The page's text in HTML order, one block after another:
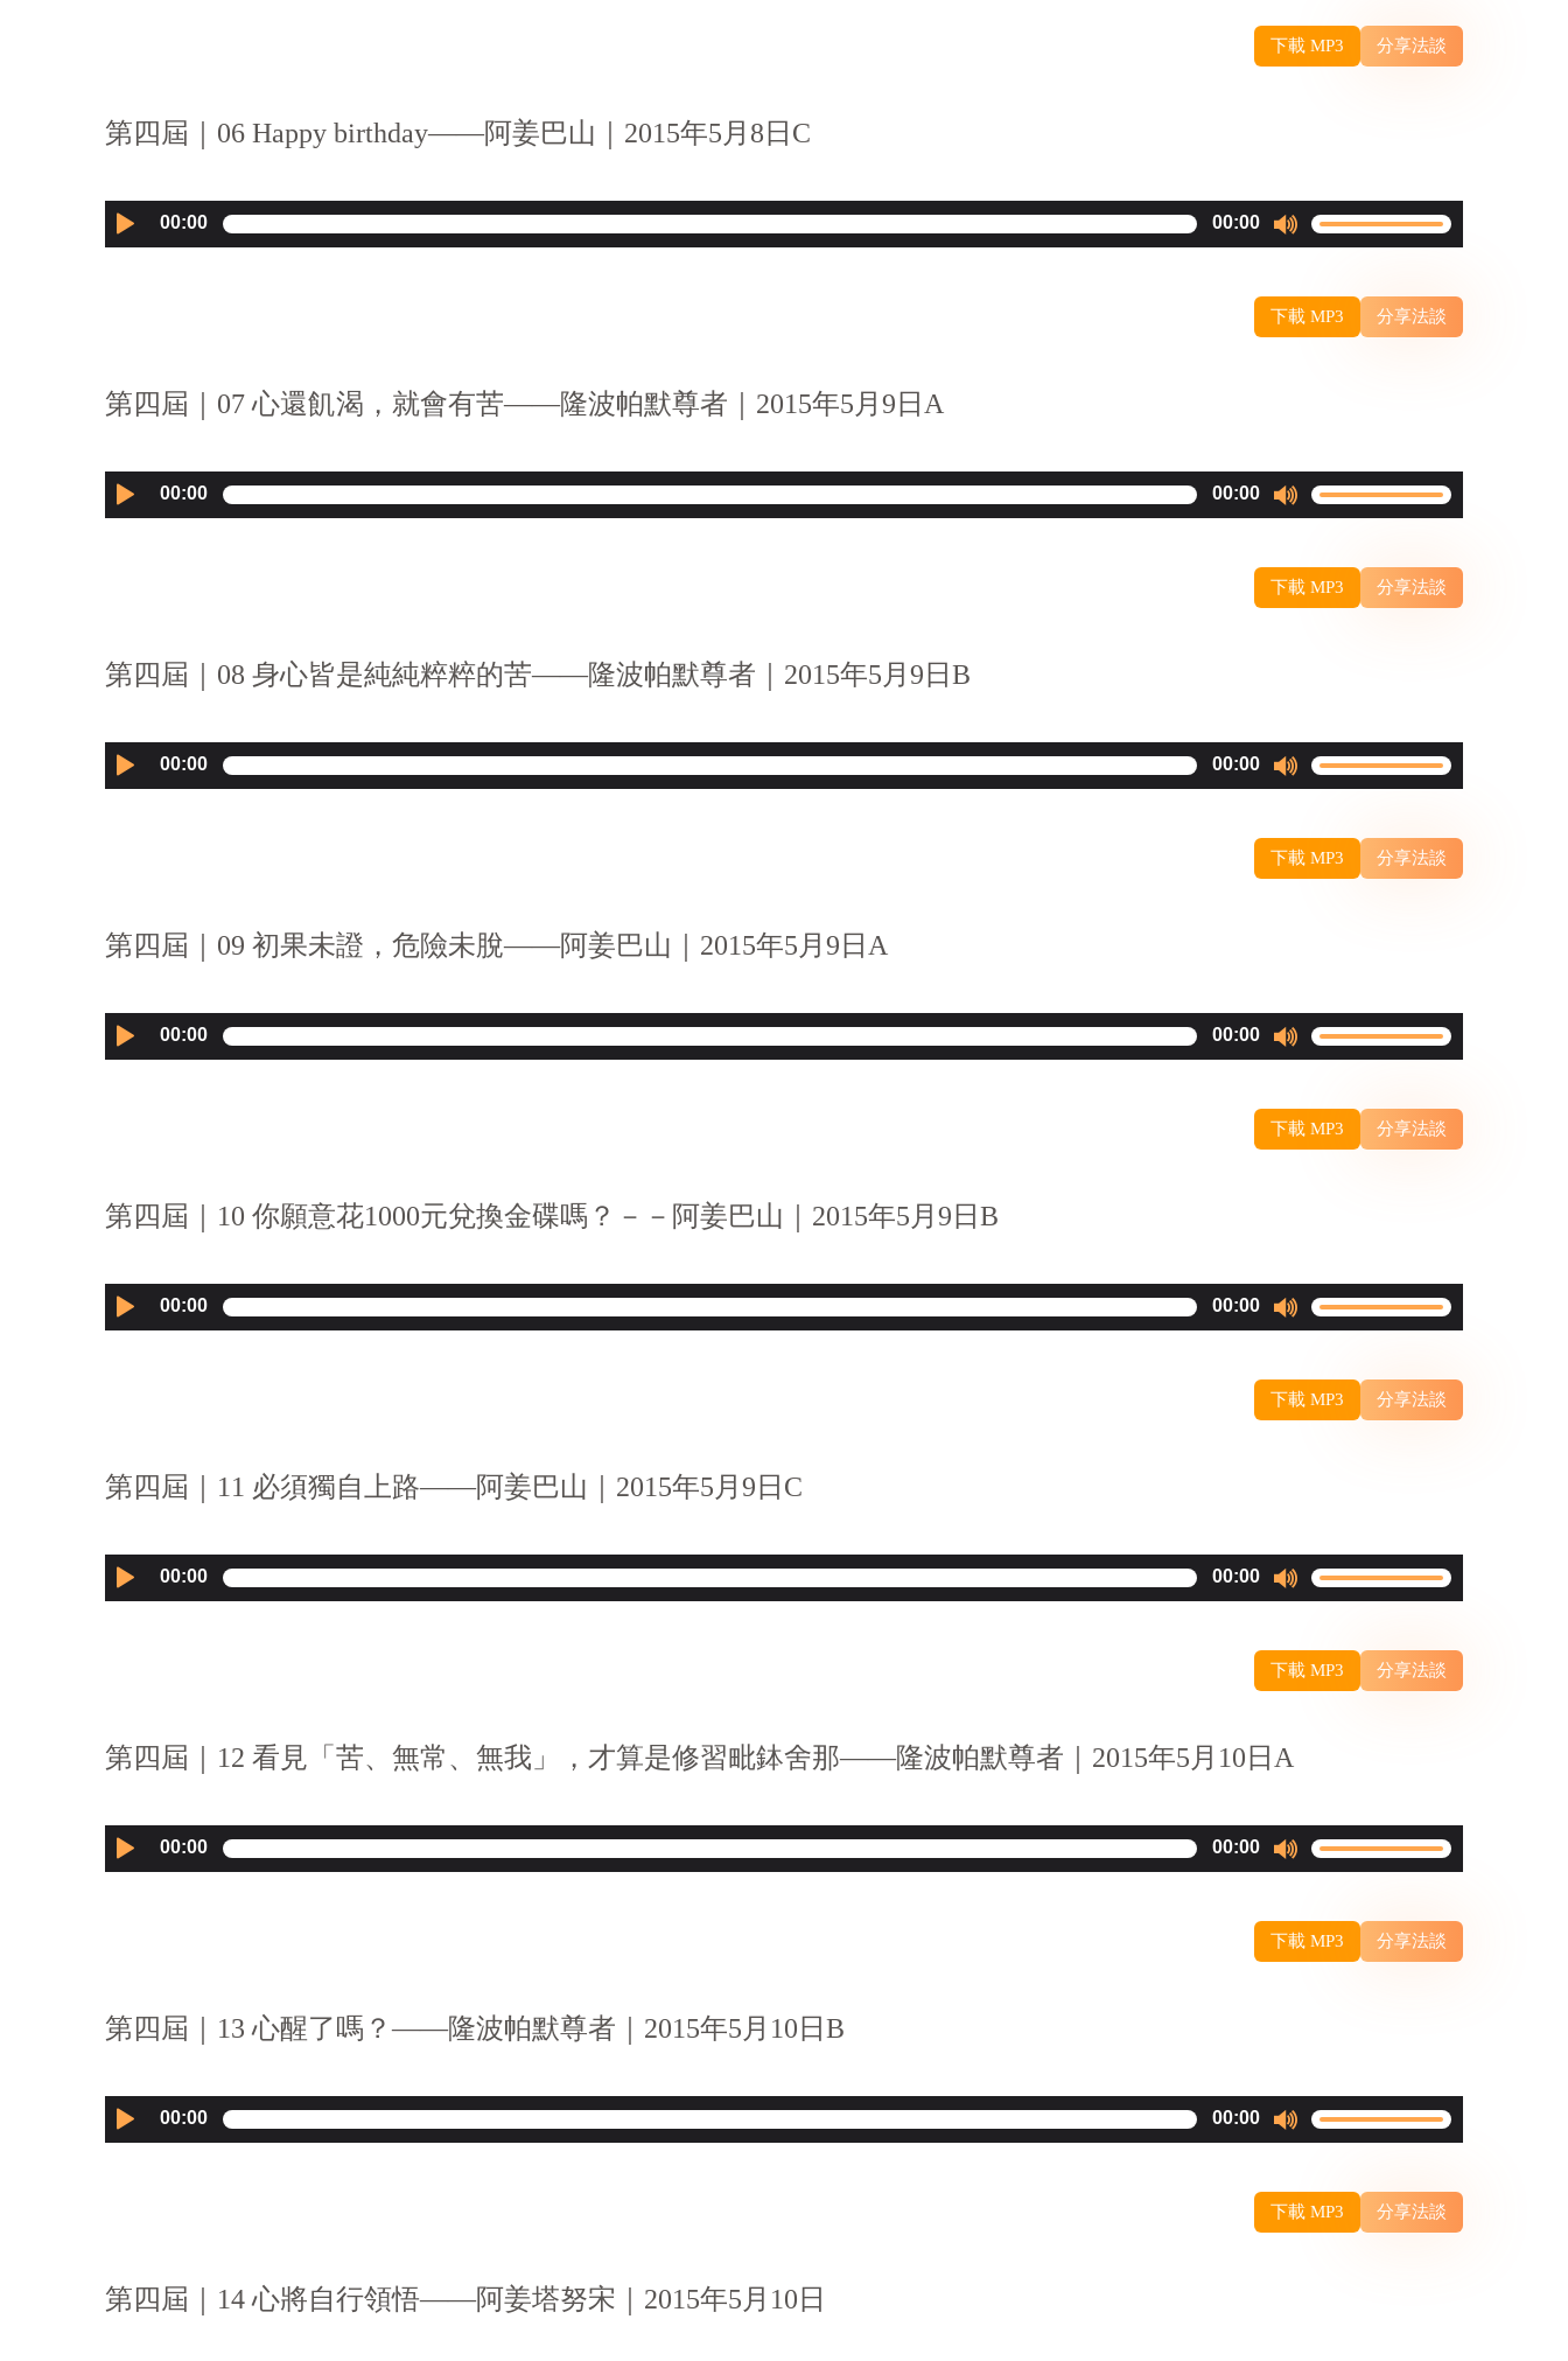
Arrow
keys
decrease
volume.
下載 MP3 分享法談
第四屆｜06 Happy birthday——阿姜巴山｜2015年5月8日C
Audio
Player
00:00 00:00
Use
Up/Down
Arrow
keys
decrease
volume.
下載 MP3 分享法談
第四屆｜07 心還飢渴，就會有苦——隆波帕默尊者｜2015年5月9日A
Audio
Player
00:00 00:00
Use
Up/Down
Arrow
keys
decrease
volume.
下載 MP3 分享法談
第四屆｜08 身心皆是純純粹粹的苦——隆波帕默尊者｜2015年5月9日B
Audio
Player
00:00 00:00
Use
Up/Down
Arrow
keys
decrease
volume.
下載 MP3 分享法談
第四屆｜09 初果未證，危險未脫——阿姜巴山｜2015年5月9日A
Audio
Player
00:00 00:00
Use
Up/Down
Arrow
keys
decrease
volume.
下載 MP3 分享法談
第四屆｜10 你願意花1000元兌換金碟嗎？－－阿姜巴山｜2015年5月9日B
Audio
Player
00:00 00:00
Use
Up/Down
Arrow
keys
decrease
volume.
下載 MP3 分享法談
第四屆｜11 必須獨自上路——阿姜巴山｜2015年5月9日C
Audio
Player
00:00 00:00
Use
Up/Down
Arrow
keys
decrease
volume.
下載 MP3 分享法談
第四屆｜12 看見「苦、無常、無我」，才算是修習毗鉢舍那——隆波帕默尊者｜2015年5月10日A
Audio
Player
00:00 00:00
Use
Up/Down
Arrow
keys
decrease
volume.
下載 MP3 分享法談
第四屆｜13 心醒了嗎？——隆波帕默尊者｜2015年5月10日B
Audio
Player
00:00 00:00
Use
Up/Down
Arrow
keys
下載 MP3 分享法談
第四屆｜14 心將自行領悟——阿姜塔努宋｜2015年5月10日